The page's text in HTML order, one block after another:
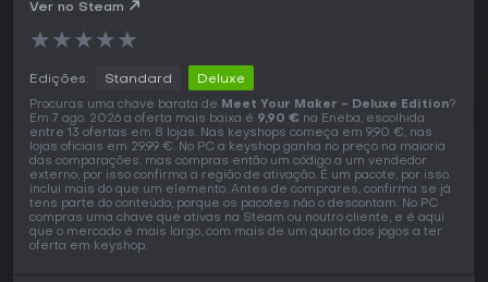
Ver no Steam
★★★★★
Edições: Standard Deluxe
Procuras uma chave barata de Meet Your Maker - Deluxe Edition?
Em 7 ago. 2026 a oferta mais baixa é 9,90 € na Eneba, escolhida
entre 13 ofertas em 8 lojas. Nas keyshops começa em 9,90 €, nas
lojas oficiais em 29,99 €. No PC a keyshop ganha no preço na maioria
das comparações, mas compras então um código a um vendedor
externo, por isso confirma a região de ativação. É um pacote, por isso
inclui mais do que um elemento. Antes de comprares, confirma se já
tens parte do conteúdo, porque os pacotes não o descontam. No PC
compras uma chave que ativas na Steam ou noutro cliente, e é aqui
que o mercado é mais largo, com mais de um quarto dos jogos a ter
oferta em keyshop.